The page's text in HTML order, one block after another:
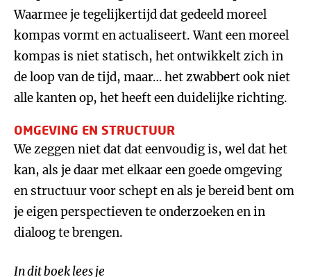
Waarmee je tegelijkertijd dat gedeeld moreel
kompas vormt en actualiseert. Want een moreel
kompas is niet statisch, het ontwikkelt zich in
de loop van de tijd, maar… het zwabbert ook niet
alle kanten op, het heeft een duidelijke richting.
OMGEVING EN STRUCTUUR
We zeggen niet dat dat eenvoudig is, wel dat het
kan, als je daar met elkaar een goede omgeving
en structuur voor schept en als je bereid bent om
je eigen perspectieven te onderzoeken en in
dialoog te brengen.
In dit boek lees je